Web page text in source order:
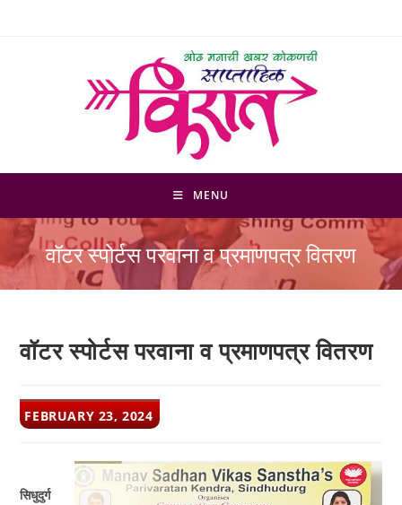
MENU
वॉटर स्पोर्टस परवाना व प्रमाणपत्र वितरण
वॉटर स्पोर्टस परवाना व प्रमाणपत्र वितरण
POST
PUBLISHED:
FEBRUARY 23, 2024
सिधुदुर्ग